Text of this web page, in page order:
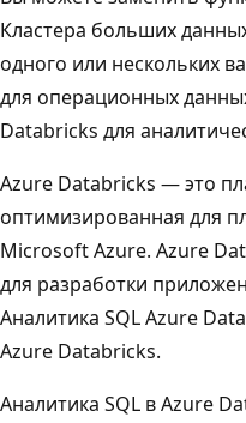
Кластера больших
одного или нескольких
для операционных
Databricks для
Azure Databricks — это
оптимизированная для
Microsoft Azure. Azure
для разработки
Аналитика SQL Azure
Azure Databricks.
Аналитика SQL в Azure